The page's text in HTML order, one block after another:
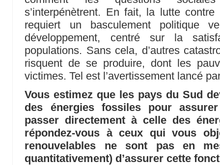
s’interpénètrent. En fait, la lutte
requiert un basculement politique
développement, centré sur la
populations. Sans cela, d’autres
risquent de se produire, dont les
victimes. Tel est l’avertissement lancé
Vous estimez que les pays du Sud
des énergies fossiles pour
passer directement à celle des
répondez-vous à ceux qui vous
renouvelables ne sont pas en
quantitativement) d’assurer cette